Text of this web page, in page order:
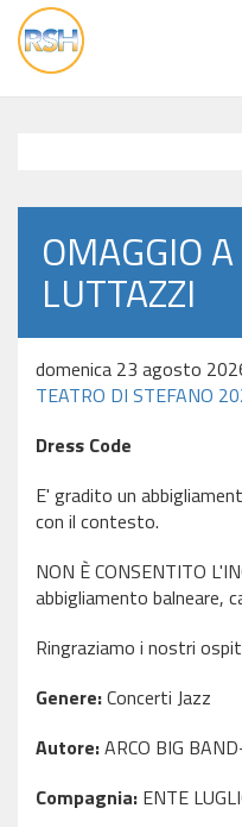
vai
alla
OMAGGIO
LUTTAZZI
domenica 23 agosto
TEATRO DI STEFANO
Dress Code
E' gradito un
con il contesto.
NON È CONSENTITO
abbigliamento balneare,
Ringraziamo i nostri
Genere:Concerti Jazz
Autore:ARCO BIG
Compagnia: ENTE